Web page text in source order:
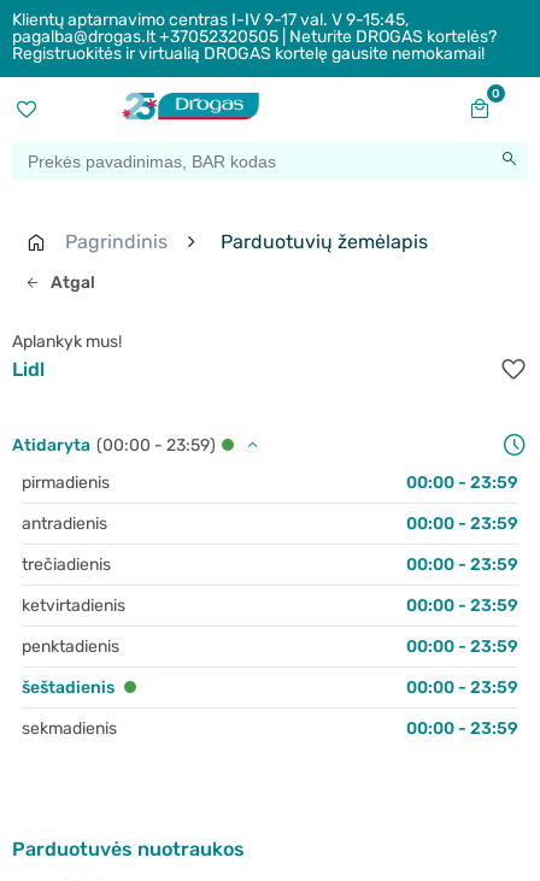
Klientų aptarnavimo centras I-IV 9-17 val. V 9-15:45,
pagalba@drogas.lt +37052320505 | Neturite DROGAS kortelės?
Registruokitės ir virtualią DROGAS kortelę gausite nemokamai!
0
Atgal
Pagrindinis Parduotuvių žemėlapis
Aplankyk mus!
Lidl
Atidaryta (00:00 - 23:59)
pirmadienis
00:00 - 23:59
antradienis
00:00 - 23:59
trečiadienis
00:00 - 23:59
ketvirtadienis
00:00 - 23:59
penktadienis
00:00 - 23:59
šeštadienis
00:00 - 23:59
sekmadienis
00:00 - 23:59
Parduotuvės nuotraukos